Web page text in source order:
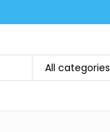
All categories